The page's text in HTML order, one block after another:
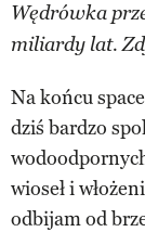
Wędrówka
miliardy lat.
Na końcu
dziś bardzo
wioseł i
odbijam od